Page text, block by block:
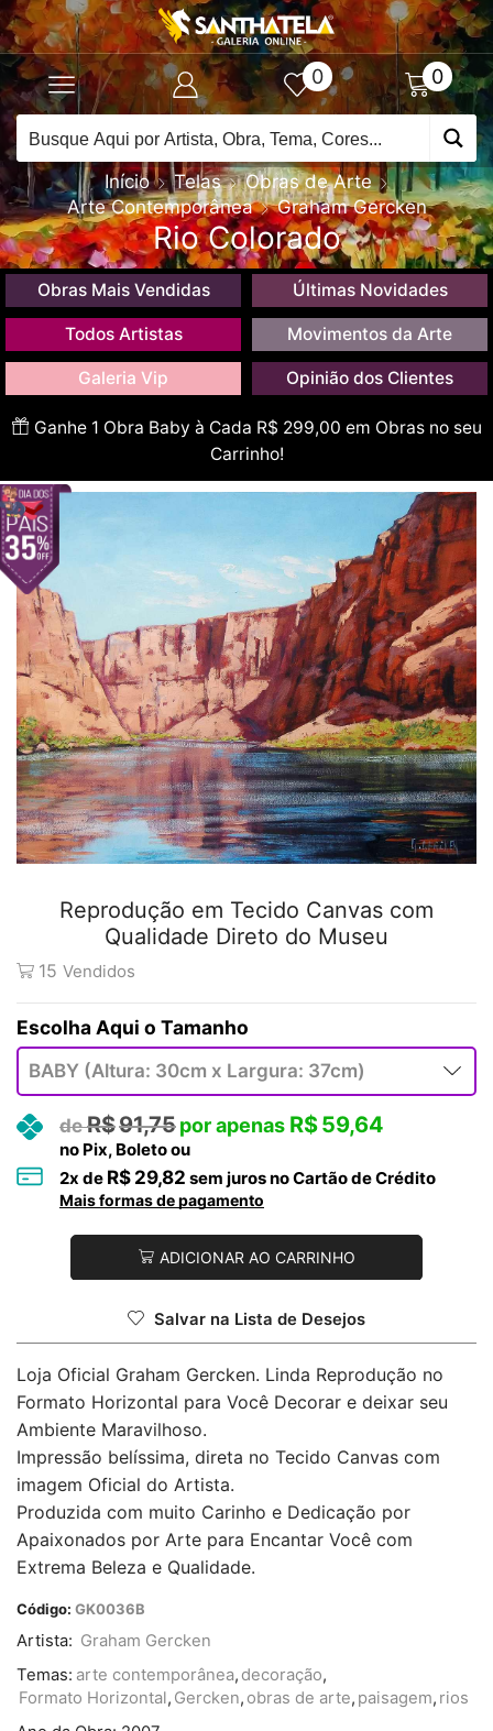
0 0
Início Telas
Obras de Arte
Arte Contemporânea
Graham Gercken
Rio Colorado
Obras Mais Vendidas Últimas Novidades
Todos Artistas Movimentos da Arte
Galeria Vip Opinião dos Clientes
Ganhe 1 Obra Baby à Cada R$ 299,00 em Obras no seu
Carrinho!
Reprodução em Tecido Canvas com
Qualidade Direto do Museu
15 Vendidos
Tamanho
R$91,75 R$59,64
no Pix, Boleto ou
2x de R$ 29,82 sem juros no Cartão de Crédito
Mais formas de pagamento
ADICIONAR AO CARRINHO
Salvar na Lista de Desejos
Loja Oficial Graham Gercken. Linda Reprodução no
Formato Horizontal para Você Decorar e deixar seu
Ambiente Maravilhoso.
Impressão belíssima, direta no Tecido Canvas com
imagem Oficial do Artista.
Produzida com muito Carinho e Dedicação por
Apaixonados por Arte para Encantar Você com
Extrema Beleza e Qualidade.
Código: GK0036B
Artista: Graham Gercken
Temas: arte contemporânea, decoração,
Formato Horizontal, Gercken, obras de arte, paisagem, rios